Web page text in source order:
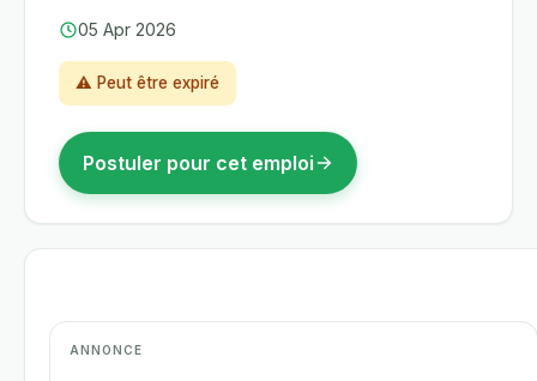
05 Apr 2026
⚠ Peut être expiré
Postuler pour cet emploi